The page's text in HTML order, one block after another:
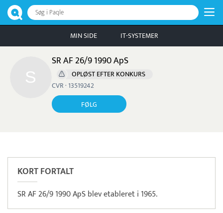
Søg i Paqle
MIN SIDE IT-SYSTEMER
SR AF 26/9 1990 ApS
OPLØST EFTER KONKURS
CVR · 13519242
FØLG
KORT FORTALT
SR AF 26/9 1990 ApS blev etableret i 1965.